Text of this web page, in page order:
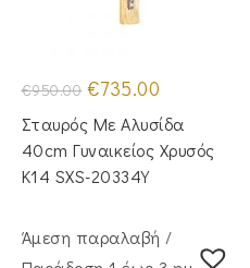
€950.00 Original
price
was:
€950.00.
€735.00
τιμή
είναι:
€735.00.
Σταυρός Mε Aλυσίδα
40cm Γυναικείος Χρυσός
Κ14 SXS-20334Y
Άμεση παραλαβή /